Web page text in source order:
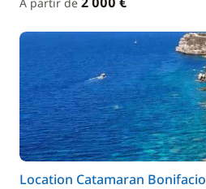
Location Catamaran Bonifacio